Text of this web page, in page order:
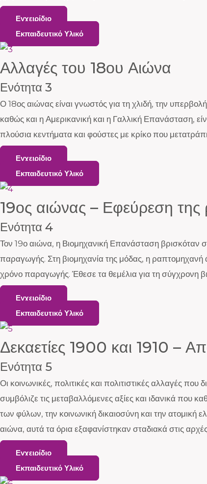
Εγχειρίδιο
Εκπαιδευτικό Υλικό
Αλλαγές του 18ου Αιώνα
Ενότητα 3
Ο 18ος αιώνας είναι γνωστός για τη χλιδή, την
καθώς και η Αμερικανική και η Γαλλική Επανάσταση,
πλούσια κεντήματα και φούστες με κρίκο που
Εγχειρίδιο
Εκπαιδευτικό Υλικό
19ος αιώνας – Εφεύρεση της
Ενότητα 4
Τον 19ο αιώνα, η Βιομηχανική Επανάσταση βρισκόταν
παραγωγής. Στη βιομηχανία της μόδας, η ραπτομηχανή
χρόνο παραγωγής. Έθεσε τα θεμέλια για τη σύγχρονη
Εγχειρίδιο
Εκπαιδευτικό Υλικό
Δεκαετίες 1900 και 1910 –
Ενότητα 5
Οι κοινωνικές, πολιτικές και πολιτιστικές αλλαγές
συμβόλιζε τις μεταβαλλόμενες αξίες και ιδανικά
των φύλων, την κοινωνική δικαιοσύνη και την ατομική
αιώνα, αυτά τα όρια εξαφανίστηκαν σταδιακά στις
Εγχειρίδιο
Εκπαιδευτικό Υλικό